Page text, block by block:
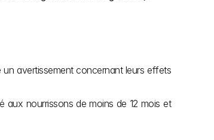
avertissement concernant leurs effets
aux nourrissons de moins de 12 mois et